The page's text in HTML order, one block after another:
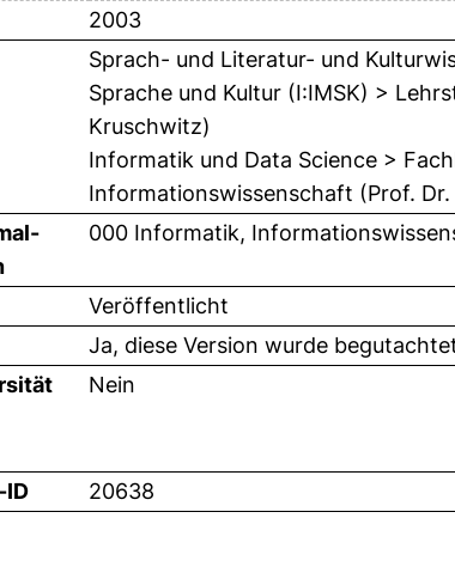
2003
Sprach- und Literatur- und
Sprache und Kultur (I:IMSK) >
Kruschwitz)
Informatik und Data Science >
Informationswissenschaft (Prof.
000 Informatik,
Veröffentlicht
Ja, diese Version wurde
Nein
ID 20638